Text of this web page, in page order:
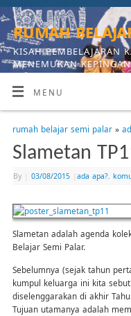
rumah
KISAH PEMBELAJARAN
MENEMUKAN
MENU
rumah belajar semi palar»
Slametan
By 03/08/2015 ada apa?,
Slametan adalah agenda
Belajar Semi Palar.
Sebelumnya (sejak tahun
kumpul keluarga ini kita
diselenggarakan di akhir
Tujuan utamanya adalah